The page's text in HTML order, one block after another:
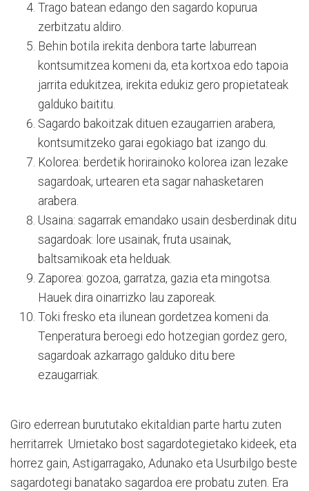
Trago batean edango den sagardo kopurua
zerbitzatu aldiro.
Behin botila irekita denbora tarte laburrean
kontsumitzea komeni da, eta kortxoa edo tapoia
jarrita edukitzea, irekita edukiz gero propietateak
galduko baititu.
Sagardo bakoitzak dituen ezaugarrien arabera,
kontsumitzeko garai egokiago bat izango du.
Kolorea: berdetik horirainoko kolorea izan lezake
sagardoak, urtearen eta sagar nahasketaren
arabera.
Usaina: sagarrak emandako usain desberdinak ditu
sagardoak: lore usainak, fruta usainak,
baltsamikoak eta helduak.
Zaporea: gozoa, garratza, gazia eta mingotsa.
Hauek dira oinarrizko lau zaporeak.
Toki fresko eta ilunean gordetzea komeni da.
Tenperatura beroegi edo hotzegian gordez gero,
sagardoak azkarrago galduko ditu bere
ezaugarriak.
Giro ederrean burututako ekitaldian parte hartu zuten
herritarrek Urnietako bost sagardotegietako kideek, eta
horrez gain, Astigarragako, Adunako eta Usurbilgo beste
sagardotegi banatako sagardoa ere probatu zuten. Era